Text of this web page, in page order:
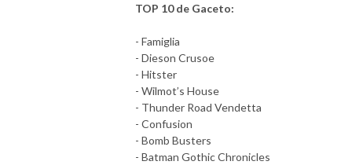
TOP 10 de Gaceto:
- Famiglia
- Dieson Crusoe
- Hitster
- Wilmot’s House
- Thunder Road Vendetta
- Confusion
- Bomb Busters
- Batman Gothic Chronicles